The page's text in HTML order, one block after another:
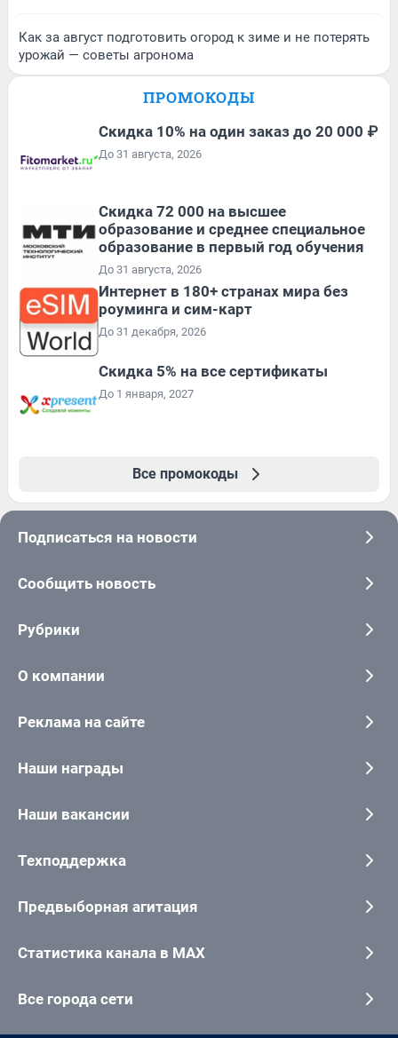
Как за август подготовить огород к зиме и не потерять
урожай — советы агронома
ПРОМОКОДЫ
Скидка 10% на один заказ до 20 000 ₽
До 31 августа, 2026
Скидка 72 000 на высшее
образование и среднее специальное
образование в первый год обучения
До 31 августа, 2026
Интернет в 180+ странах мира без
роуминга и сим-карт
До 31 декабря, 2026
Скидка 5% на все сертификаты
До 1 января, 2027
Все промокоды
Подписаться на новости
Сообщить новость
Рубрики
О компании
Реклама на сайте
Наши награды
Наши вакансии
Техподдержка
Предвыборная агитация
Статистика канала в MAX
Все города сети